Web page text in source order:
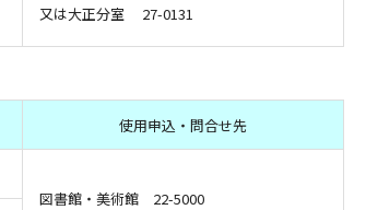
又は大正分室 27-0131
使用申込・問合せ先
図書館・美術館 22-5000